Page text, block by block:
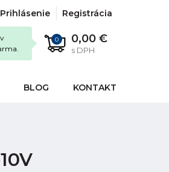
Prihlásenie Registrácia
0 0,00 €
s DPH
BLOG KONTAKT